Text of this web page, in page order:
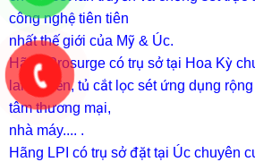
công nghệ tiên tiên
nhất thế giới của Mỹ & Úc.
Hãng Prosurge có trụ sở tại Hoa Kỳ
lan truyền, tủ cắt lọc sét ứng dụng
tâm thương mại,
nhà máy.... .
Hãng LPI có trụ sở đặt tại Úc chuyên